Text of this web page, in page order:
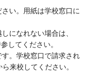
い。用紙は学校窓口に
になれない場合は、
してください。
。学校窓口で請求され
来校してください。